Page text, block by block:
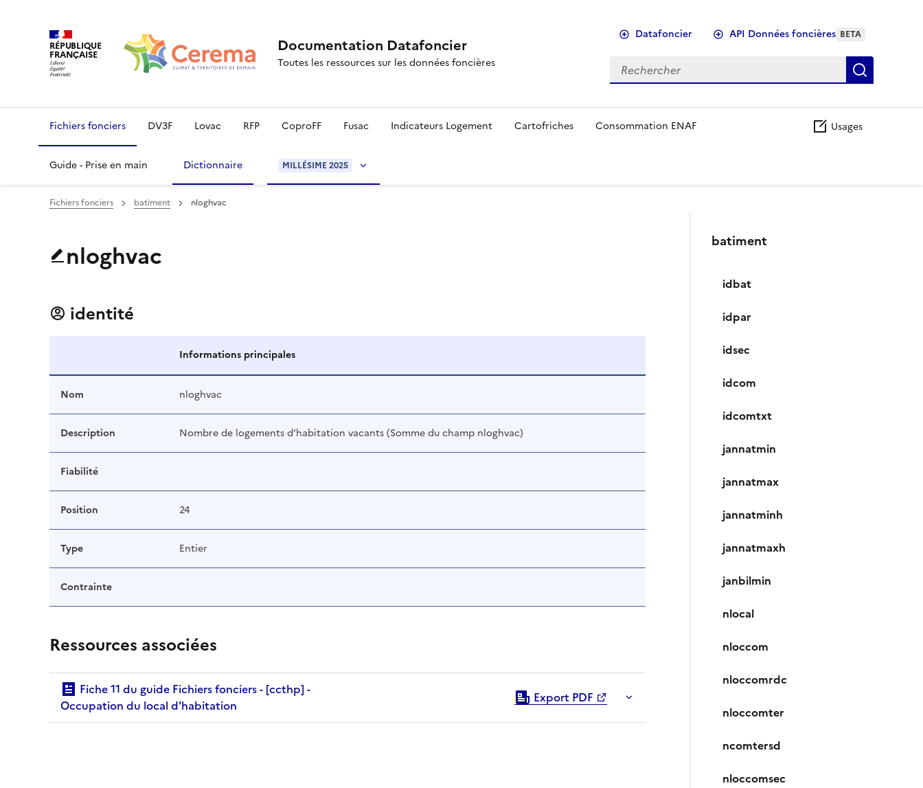
RÉPUBLIQUE
FRANÇAISE Documentation Datafoncier
Toutes les ressources sur les données foncières
Datafoncier API Données foncières BETA
Rechercher
Fichiers fonciers DV3F Lovac RFP CoproFF Fusac Indicateurs Logement Cartofriches Consommation ENAF Usages
Guide - Prise en main Dictionnaire MILLÉSIME 2025
Fichiers fonciers batiment nloghvac
nloghvac
identité
Informations principales
Nom nloghvac
Description Nombre de logements d‘habitation vacants (Somme du champ nloghvac)
Fiabilité
Position 24
Type Entier
Contrainte
Ressources associées
Occupation du local d'habitation
Export PDF
batiment
idbat
idpar
idsec
idcom
idcomtxt
jannatmin
jannatmax
jannatminh
jannatmaxh
janbilmin
nlocal
nloccom
nloccomrdc
nloccomter
ncomtersd
nloccomsec